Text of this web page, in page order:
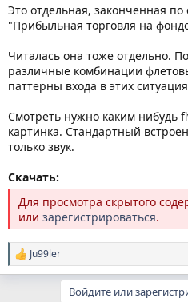
Это отдельная, законченная
"Прибыльная торговля на
Читалась она тоже отдельно.
различные комбинации
паттерны входа в этих
Cмотреть нужно каким нибудь
картинка. Стандартный
только звук.
Скачать:
Для просмотра скрытого
или зарегистрироваться.
Р
е
Ju99ler
Войдите или